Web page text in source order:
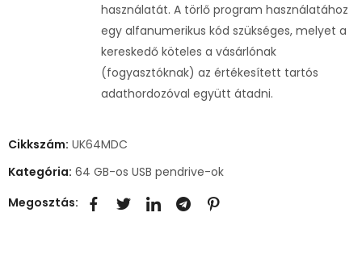
használatát. A törlő program használatához
egy alfanumerikus kód szükséges, melyet a
kereskedő köteles a vásárlónak
(fogyasztóknak) az értékesített tartós
adathordozóval együtt átadni.
Cikkszám: UK64MDC
Kategória: 64 GB-os USB pendrive-ok
Megosztás: